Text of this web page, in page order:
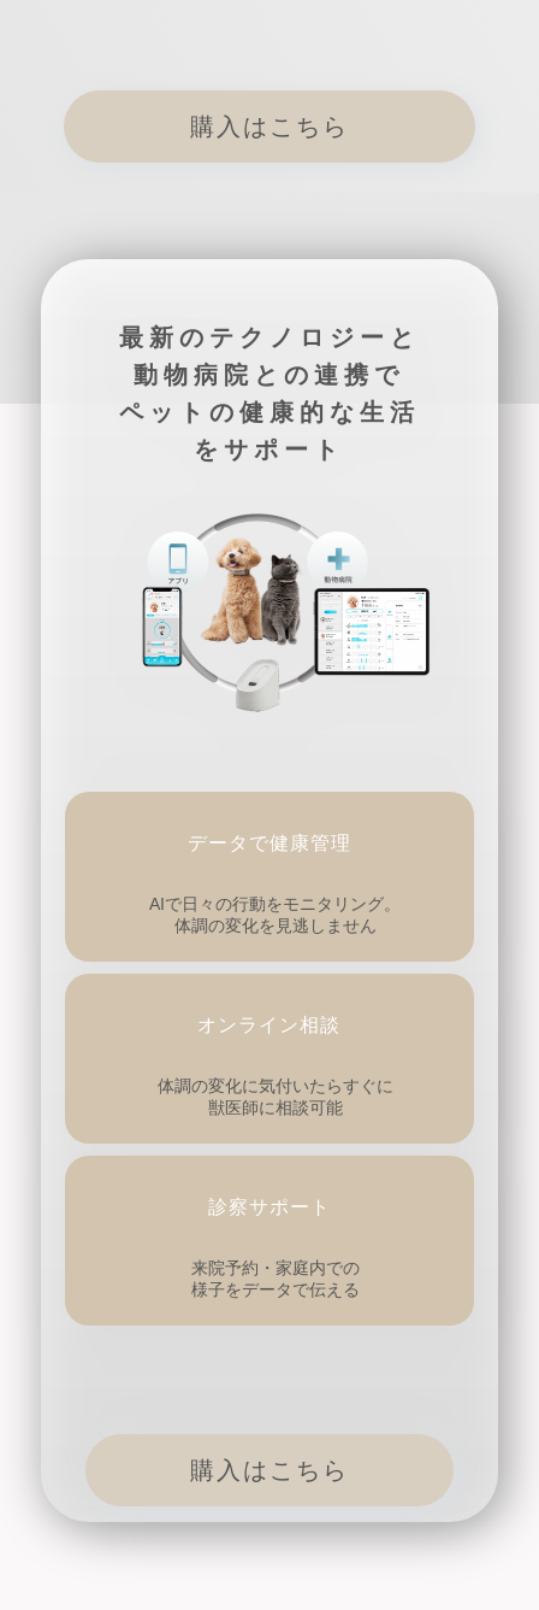
購入はこちら
最新のテクノロジーと
動物病院との連携で
ペットの健康的な生活
をサポート
データで健康管理
AIで日々の行動をモニタリング。
体調の変化を見逃しません
オンライン相談
体調の変化に気付いたらすぐに
獣医師に相談可能
診察サポート
来院予約・家庭内での
様子をデータで伝える
購入はこちら